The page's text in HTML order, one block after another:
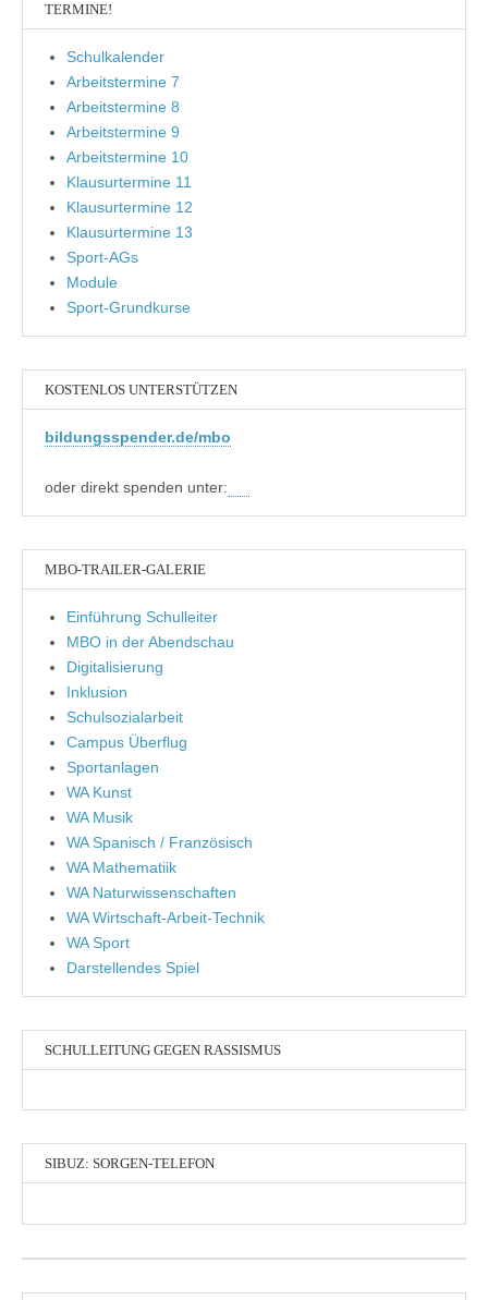
TERMINE!
Schulkalender
Arbeitstermine 7
Arbeitstermine 8
Arbeitstermine 9
Arbeitstermine 10
Klausurtermine 11
Klausurtermine 12
Klausurtermine 13
Sport-AGs
Module
Sport-Grundkurse
KOSTENLOS UNTERSTÜTZEN
bildungsspender.de/mbo
oder direkt spenden unter:
MBO-TRAILER-GALERIE
Einführung Schulleiter
MBO in der Abendschau
Digitalisierung
Inklusion
Schulsozialarbeit
Campus Überflug
Sportanlagen
WA Kunst
WA Musik
WA Spanisch / Französisch
WA Mathematiik
WA Naturwissenschaften
WA Wirtschaft-Arbeit-Technik
WA Sport
Darstellendes Spiel
SCHULLEITUNG GEGEN RASSISMUS
SIBUZ: SORGEN-TELEFON